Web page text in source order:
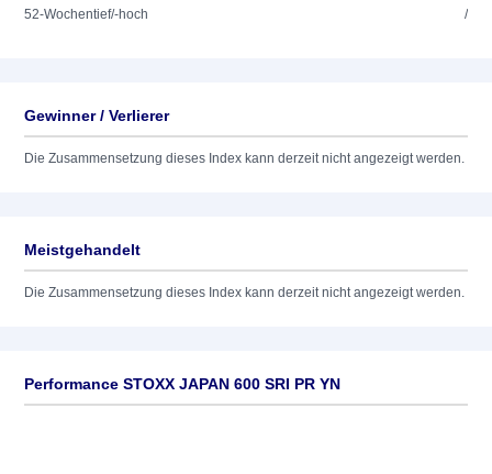
52-Wochentief/-hoch /
Gewinner / Verlierer
Die Zusammensetzung dieses Index kann derzeit nicht angezeigt werden.
Meistgehandelt
Die Zusammensetzung dieses Index kann derzeit nicht angezeigt werden.
Performance STOXX JAPAN 600 SRI PR YN